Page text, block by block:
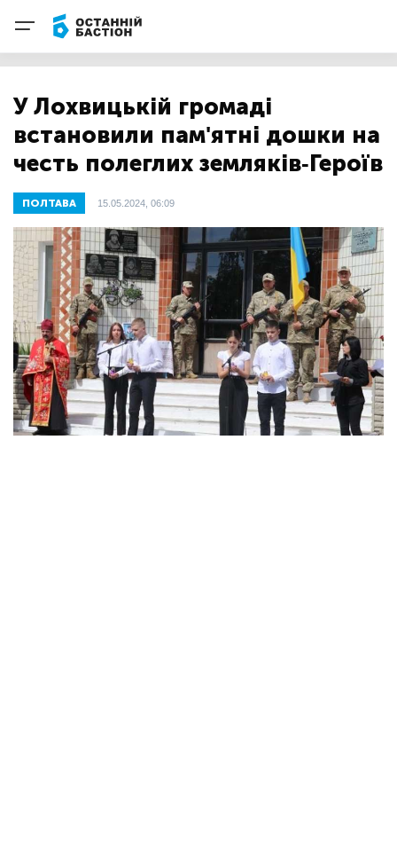
У Лохвицькій громаді
встановили пам'ятні дошки на
честь полеглих земляків-Героїв
ПОЛТАВА 15.05.2024, 06:09